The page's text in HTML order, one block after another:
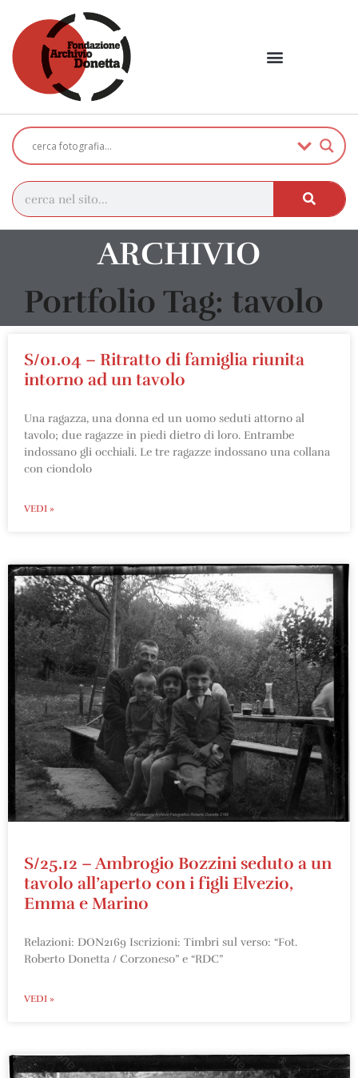
ARCHIVIO
Portfolio Tag: tavolo
S/01.04 – Ritratto di famiglia riunita
intorno ad un tavolo
Una ragazza, una donna ed un uomo seduti attorno al
tavolo; due ragazze in piedi dietro di loro. Entrambe
indossano gli occhiali. Le tre ragazze indossano una collana
con ciondolo
VEDI »
S/25.12 – Ambrogio Bozzini seduto a un
tavolo all’aperto con i figli Elvezio,
Emma e Marino
Relazioni: DON2169 Iscrizioni: Timbri sul verso: “Fot.
Roberto Donetta / Corzoneso” e “RDC”
VEDI »